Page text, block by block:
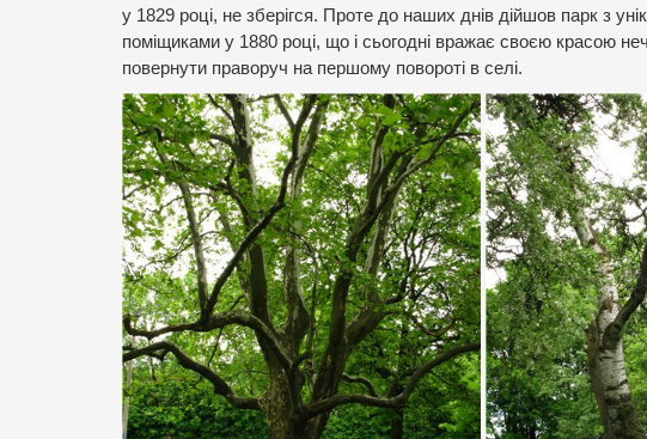
у 1829 році, не зберігся. Проте до наших днів дійшов парк з
поміщиками у 1880 році, що і сьогодні вражає своєю красою
повернути праворуч на першому повороті в селі.